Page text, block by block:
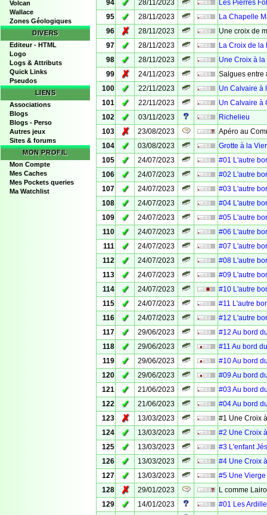
Volcan
Wallace
Zones Géologiques
DIVERS
Editeur - HTML
Logo
Logs & Attributs
Quick Links
Pseudos
LIENS
Associations
Blogs
Blogs - Perso
Autres jeux
Sites & forums
MON PROFIL
Mon Compte
Mes Caches
Mes Pockets queries
Ma Watchlist
94
✓ 28/11/2023
Les Pierres
95
✓ 28/11/2023
La Chapelle
96
✗ 28/11/2023
Une croix de
97
✓ 28/11/2023
La Croix de la
98
✓ 28/11/2023
Une Croix à
99
✗ 24/11/2023
Salgues entre
100
✓ 22/11/2023
Un Calvaire à
101
✓ 22/11/2023
Un Calvaire à
102
✓ 03/11/2023
Richelieu
103
✗ 23/08/2023
Apéro au
104
✓ 03/08/2023
Grotte à la
105
✓ 24/07/2023
#01 L'autre
106
✓ 24/07/2023
#02 L'autre
107
✓ 24/07/2023
#03 L'autre
108
✓ 24/07/2023
#04 L'autre
109
✓ 24/07/2023
#05 L'autre
110
✓ 24/07/2023
#06 L'autre
111
✓ 24/07/2023
#07 L'autre
112
✓ 24/07/2023
#08 L'autre
113
✓ 24/07/2023
#09 L'autre
114
✓ 24/07/2023
#10 L'autre
115
✓ 24/07/2023
#11 L'autre
116
✓ 24/07/2023
#12 L'autre
117
✓ 29/06/2023
#12 Au bord
118
✓ 29/06/2023
#11 Au bord
119
✓ 29/06/2023
#10 Au bord
120
✓ 29/06/2023
#09 Au bord
121
✓ 21/06/2023
#03 Au bord
122
✓ 21/06/2023
#04 Au bord
123
✗ 13/03/2023
#1 Une Croix
124
✓ 13/03/2023
#2 Une Croix
125
✓ 13/03/2023
#3 L'enfant
126
✓ 13/03/2023
#4 Une Croix
127
✓ 13/03/2023
#5 Une
128
✗ 29/01/2023
L comme
129
✓ 14/01/2023
#01 Les